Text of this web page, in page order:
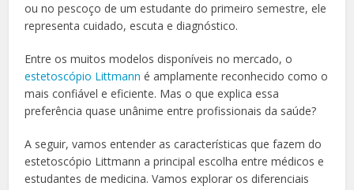
ou no pescoço de um estudante do primeiro semestre, ele
representa cuidado, escuta e diagnóstico.
Entre os muitos modelos disponíveis no mercado, o
estetoscópio Littmann é amplamente reconhecido como o
mais confiável e eficiente. Mas o que explica essa
preferência quase unânime entre profissionais da saúde?
A seguir, vamos entender as características que fazem do
estetoscópio Littmann a principal escolha entre médicos e
estudantes de medicina. Vamos explorar os diferenciais